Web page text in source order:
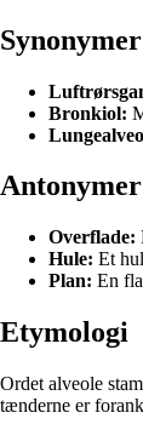
Synonymer
Bronkiol:
Antonymer
Overflade:
Hule: Et
Plan: En
Etymologi
Ordet alveole
tænderne er